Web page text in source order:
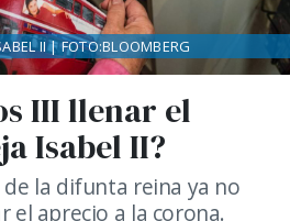
III llenar el
Isabel II?
la difunta reina ya no
el aprecio a la corona.
II | FOTO:BLOOMBERG